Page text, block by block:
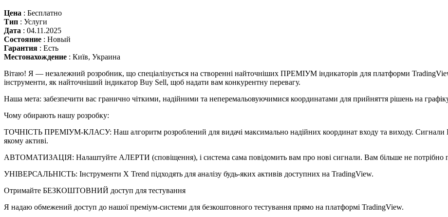
Цена : Бесплатно
Тип : Услуги
Дата : 04.11.2025
Состояние : Новый
Гарантия : Есть
Местонахождение : Київ, Украина
Вітаю! Я — незалежний розробник, що спеціалізується на створенні найточніших ПРЕМІУМ індикаторів для платформи
інструменти, як найточніший індикатор Buy Sell, щоб надати вам конкурентну перевагу.
Наша мета: забезпечити вас гранично чіткими, надійними та неперемальовуючимися координатами для прийняття рішень на
Чому обирають нашу розробку:
ТОЧНІСТЬ ПРЕМІУМ-КЛАСУ: Наш алгоритм розроблений для видачі максимально надійних координат входу та виходу. Сигнали
якому активі.
АВТОМАТИЗАЦІЯ: Налаштуйте АЛЕРТИ (сповіщення), і система сама повідомить вам про нові сигнали. Вам більше не потрібно
УНІВЕРСАЛЬНІСТЬ: Інструменти X Trend підходять для аналізу будь-яких активів доступних на TradingView.
Отримайте БЕЗКОШТОВНИЙ доступ для тестування
Я надаю обмежений доступ до нашої преміум-системи для безкоштовного тестування прямо на платформі TradingView.